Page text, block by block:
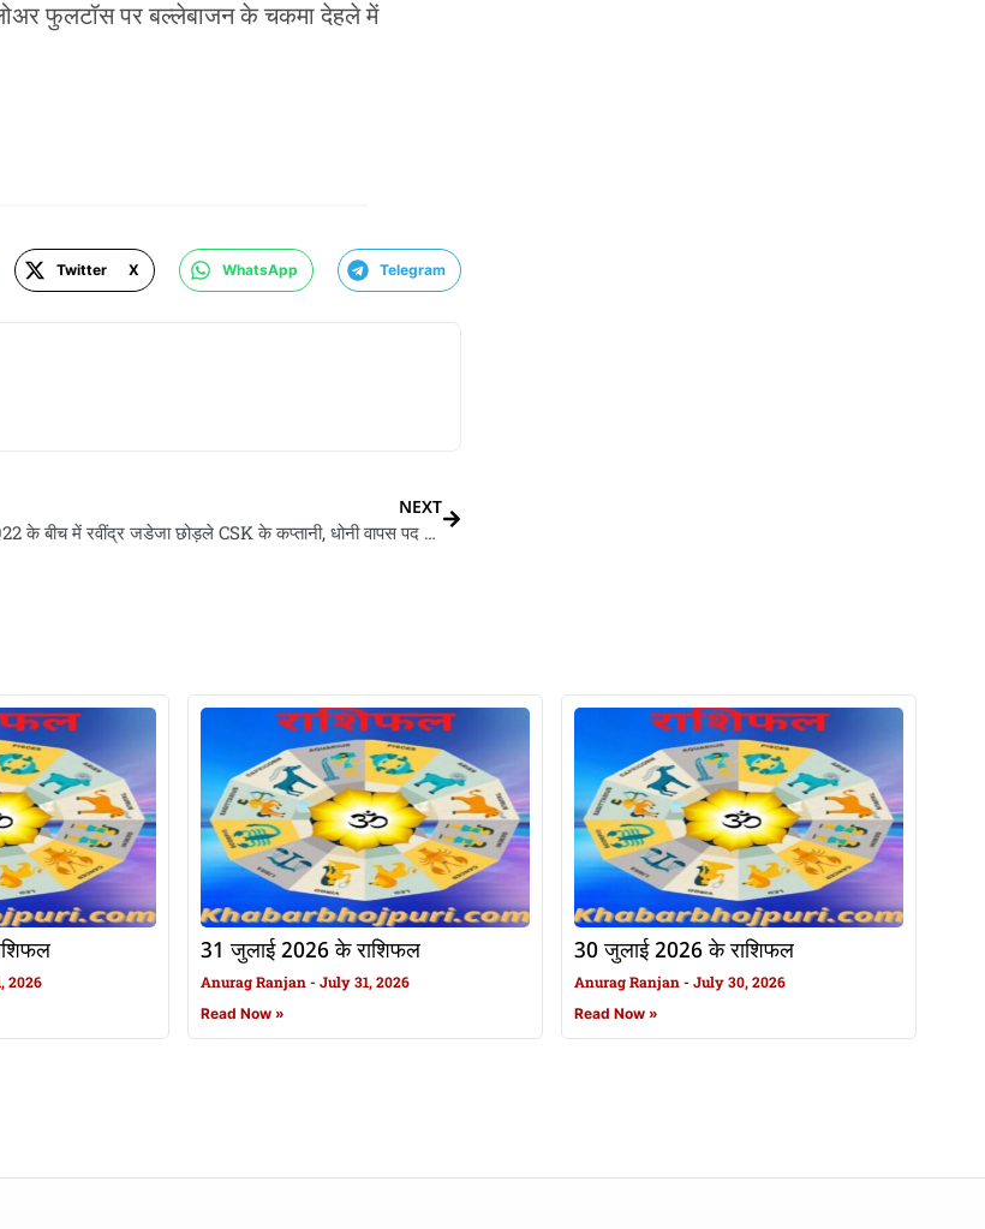
फुलटॉस पर बल्लेबाजन के चकमा देहले में
Twitter X WhatsApp Telegram
NEXT
IPL 2022 के बीच में रवींद्र जडेजा छोड़ले CSK के कप्तानी, धोनी वापस पद पs लवटले
2026
31 जुलाई 2026 के राशिफल
Anurag Ranjan July 31, 2026
Read Now »
30 जुलाई 2026 के राशिफल
Anurag Ranjan July 30, 2026
Read Now »